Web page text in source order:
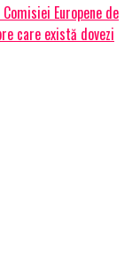
Europene de
care există dovezi